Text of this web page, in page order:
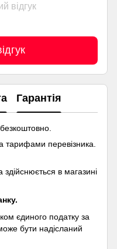
відгук
Гарантія
перевізника.
здійснюється в магазині
єдиного податку за
бути надісланий